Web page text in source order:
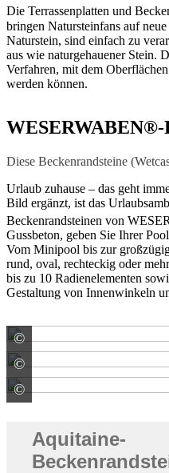
Die Terrassenplatten und
bringen Natursteinfans auf
Naturstein, sind einfach zu
aus wie naturgehauener Stein.
Verfahren, mit dem
werden können.
WESERWABEN®-
Diese Beckenrandsteine
Urlaub zuhause – das geht
Bild ergänzt, ist das
Beckenrandsteinen von
Gussbeton, geben Sie Ihrer
Vom Minipool bis zur
rund, oval, rechteckig oder
bis zu 10 Radienelementen
Gestaltung von Innenwinkeln
© WESER
© WESER
© WESER
Aquitaine-